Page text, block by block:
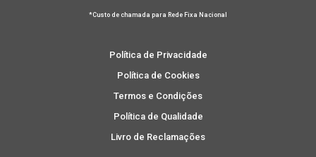
*Custo de chamada para Rede Fixa Nacional
Política de Privacidade
Política de Cookies
Termos e Condições
Política de Qualidade
Livro de Reclamações